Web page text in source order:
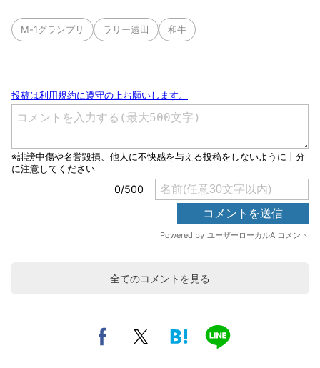
M-1グランプリ ラリー遠田 和牛
全てのコメントを見る